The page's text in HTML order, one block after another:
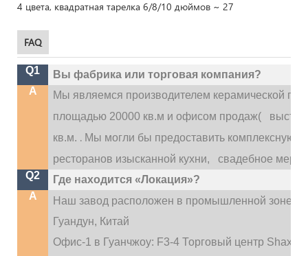
FAQ
Q1
Вы фабрика или торговая компания?
A
Мы являемся производителем керамической
площадью 20000 кв.м и офисом продаж(
кв.м. . Мы могли бы предоставить комплексную
ресторанов изысканной кухни,
свадебное
Q2
Где находится «Локация»?
A
Наш завод расположен в промышленной зоне
Гуандун, Китай
Офис-1 в Гуанчжоу: F3-4 Торговый центр Shaxi